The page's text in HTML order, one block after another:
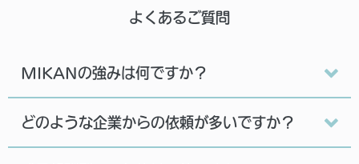
よくあるご質問
MIKANの強みは何ですか？
どのような企業からの依頼が多いですか？